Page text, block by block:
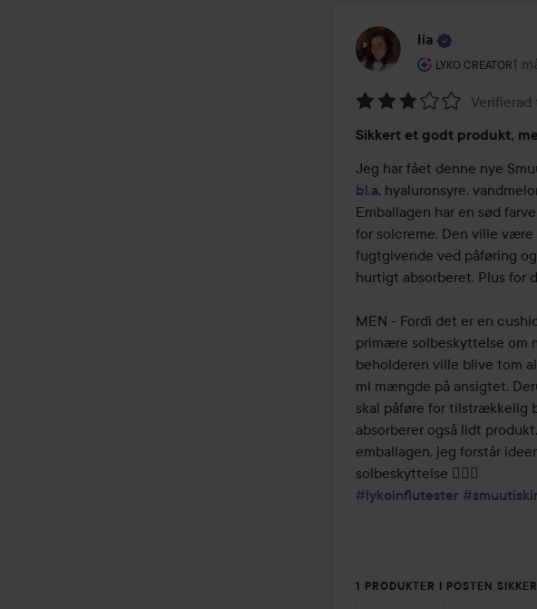
Iia
LYKO CREATOR
Brugerens rolle:1
3
ud
af
5
Verifierad
Sikkert et godt produkt,
bl.a. hyaluronsyre,
Emballagen har en sød
for solcreme. Den ville
fugtgivende ved påføring
hurtigt absorberet. Plus for
MEN - Fordi det er en
primære solbeskyttelse om
beholderen ville blive tom
ml mængde på ansigtet.
skal påføre for tilstrækkelig
absorberer også lidt
emballagen, jeg forstår
#lykoinflutester
1 PRODUKTER I POSTEN